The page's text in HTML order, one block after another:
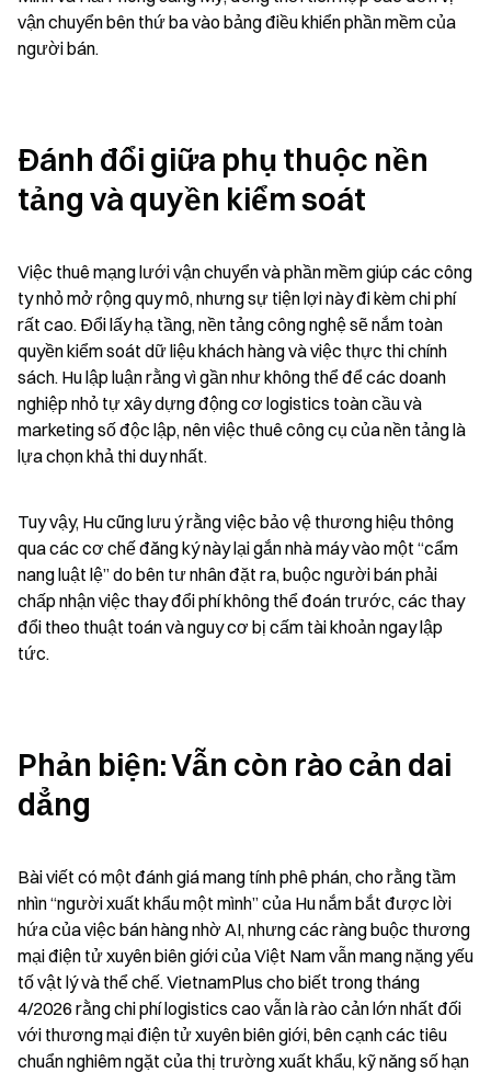
vận chuyển bên thứ ba vào bảng điều khiển phần mềm của
người bán.
Đánh đổi giữa phụ thuộc nền
tảng và quyền kiểm soát
Việc thuê mạng lưới vận chuyển và phần mềm giúp các công
ty nhỏ mở rộng quy mô, nhưng sự tiện lợi này đi kèm chi phí
rất cao. Đổi lấy hạ tầng, nền tảng công nghệ sẽ nắm toàn
quyền kiểm soát dữ liệu khách hàng và việc thực thi chính
sách. Hu lập luận rằng vì gần như không thể để các doanh
nghiệp nhỏ tự xây dựng động cơ logistics toàn cầu và
marketing số độc lập, nên việc thuê công cụ của nền tảng là
lựa chọn khả thi duy nhất.
Tuy vậy, Hu cũng lưu ý rằng việc bảo vệ thương hiệu thông
qua các cơ chế đăng ký này lại gắn nhà máy vào một “cẩm
nang luật lệ” do bên tư nhân đặt ra, buộc người bán phải
chấp nhận việc thay đổi phí không thể đoán trước, các thay
đổi theo thuật toán và nguy cơ bị cấm tài khoản ngay lập
tức.
Phản biện: Vẫn còn rào cản dai
dẳng
Bài viết có một đánh giá mang tính phê phán, cho rằng tầm
nhìn “người xuất khẩu một mình” của Hu nắm bắt được lời
hứa của việc bán hàng nhờ AI, nhưng các ràng buộc thương
mại điện tử xuyên biên giới của Việt Nam vẫn mang nặng yếu
tố vật lý và thể chế. VietnamPlus cho biết trong tháng
4/2026 rằng chi phí logistics cao vẫn là rào cản lớn nhất đối
với thương mại điện tử xuyên biên giới, bên cạnh các tiêu
chuẩn nghiêm ngặt của thị trường xuất khẩu, kỹ năng số hạn